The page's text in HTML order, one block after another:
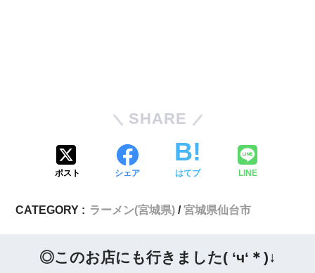
SHARE
ポスト シェア はてブ LINE
CATEGORY : ラーメン(宮城県) 宮城県仙台市
◎このお店にも行きました( ‘ч‘＊)↓